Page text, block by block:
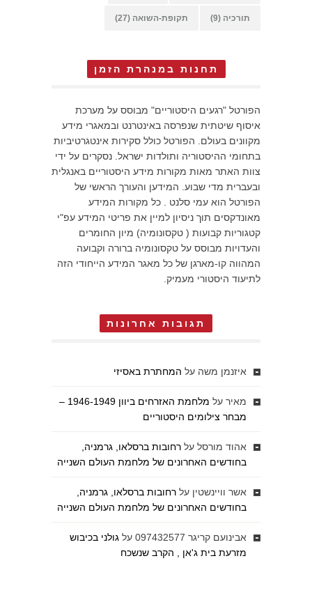
תורכיה (9) תקופת-השואה (27)
תחנות במנהרת הזמן
הפורטל "רגעים היסטוריים" מבוסס על מערכת
איסוף שיטתית שנפרסה באינטרנט ובמאגרי מידע
מקוונים בעולם. הפורטל כולל סקירות אינטגרטיביות
בתחומי ההיסטוריה ותולדות ישראל. נסקרים על ידי
צוות האתר מאות מקורות מידע היסטוריים באנגלית
ובעברית מדי שבוע. המידען והעורך הראשי של
הפורטל הוא עמי סלנט . כל מקורות המידע
מאונדקסים תוך ניסיון למיין את פריטי המידע עפ"י
קטגוריות קבועות ( טקסונומיה) מיון החומרים
והעדויות מבוסס על טקסונומיה ברורה וקבועה
המהווה קו-מארגן של כל מאגר המידע הייחודי הזה
לתיעוד היסטורי מעמיק.
תגובות אחרונות
איזנמן משה על המחתרת באסיזי
מאיר על
מלחמת האזרחים ביוון 1946-1949 –
מבחר צילומים היסטוריים
אהוד מורסל על רחובות ברסלאו, גרמניה,
בחודשים האחרונים של מלחמת העולם השנייה
אשר וויינשטין על רחובות ברסלאו, גרמניה,
בחודשים האחרונים של מלחמת העולם השנייה
אבינועם קריגר 097432577 על גולני בכיבוש
מזרעת בית ג'אן , הקרב שנשכח